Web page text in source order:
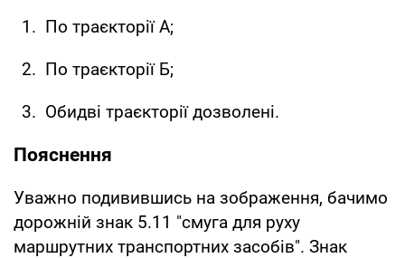
По траєкторії А;
По траєкторії Б;
Обидві траєкторії дозволені.
Пояснення
Уважно подивившись на зображення, бачимо
дорожній знак 5.11 "смуга для руху
маршрутних транспортних засобів". Знак